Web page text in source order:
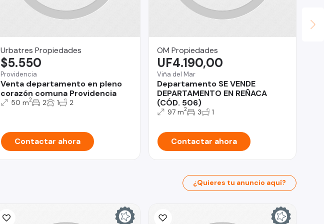
Urbatres Propiedades
Providencia
Venta departamento en pleno
corazón comuna Providencia
$5.550
50 m2 2 1 2
Contactar ahora
OM Propiedades
Viña del Mar
Departamento SE VENDE
DEPARTAMENTO EN REÑACA
(CÓD. 506)
UF4.190,00
97 m2 3 1
Contactar ahora
¿Quieres tu anuncio aquí?